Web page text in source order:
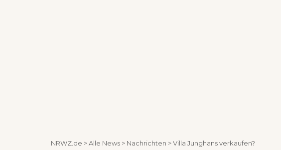
NRWZ.de >Alle News > Nachrichten >Villa Junghans verkaufen?